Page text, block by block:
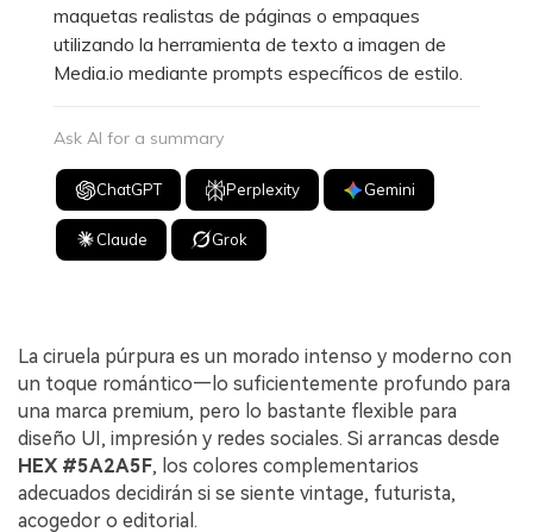
maquetas realistas de páginas o empaques
utilizando la herramienta de texto a imagen de
Media.io mediante prompts específicos de estilo.
Ask AI for a summary
ChatGPT Perplexity Gemini
Claude Grok
La ciruela púrpura es un morado intenso y moderno con
un toque romántico—lo suficientemente profundo para
una marca premium, pero lo bastante flexible para
diseño UI, impresión y redes sociales. Si arrancas desde
HEX #5A2A5F, los colores complementarios
adecuados decidirán si se siente vintage, futurista,
acogedor o editorial.